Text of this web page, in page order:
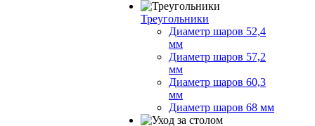
Треугольники
Диаметр шаров 52,4
мм
Диаметр шаров 57,2
мм
Диаметр шаров 60,3
мм
Диаметр шаров 68 мм